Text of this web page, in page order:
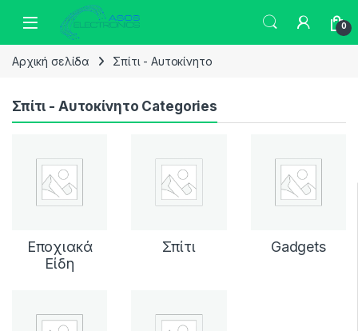
Skip to navigation
Skip to content
0
Αρχική σελίδα Σπίτι - Αυτοκίνητο
Σπίτι - Αυτοκίνητο Categories
Εποχιακά
Είδη
Σπίτι Gadgets